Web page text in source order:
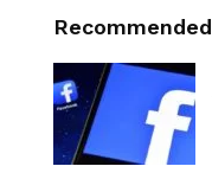
Recommended